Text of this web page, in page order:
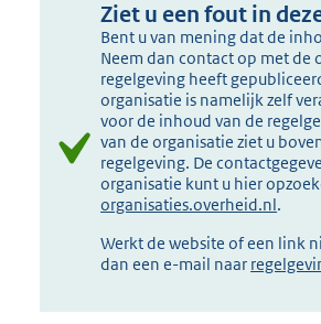
Ziet u een fout in
Bent u van mening dat de
Neem dan contact op met de
regelgeving heeft
organisatie is namelijk zelf
voor de inhoud van de
van de organisatie ziet u
regelgeving. De
organisatie kunt u hier
organisaties.overheid.nl.
Werkt de website of een link
dan een e-mail naar